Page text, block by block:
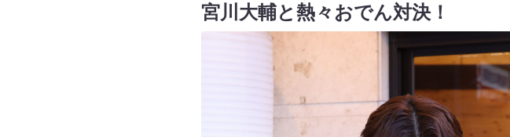
宮川大輔と熱々おでん対決！